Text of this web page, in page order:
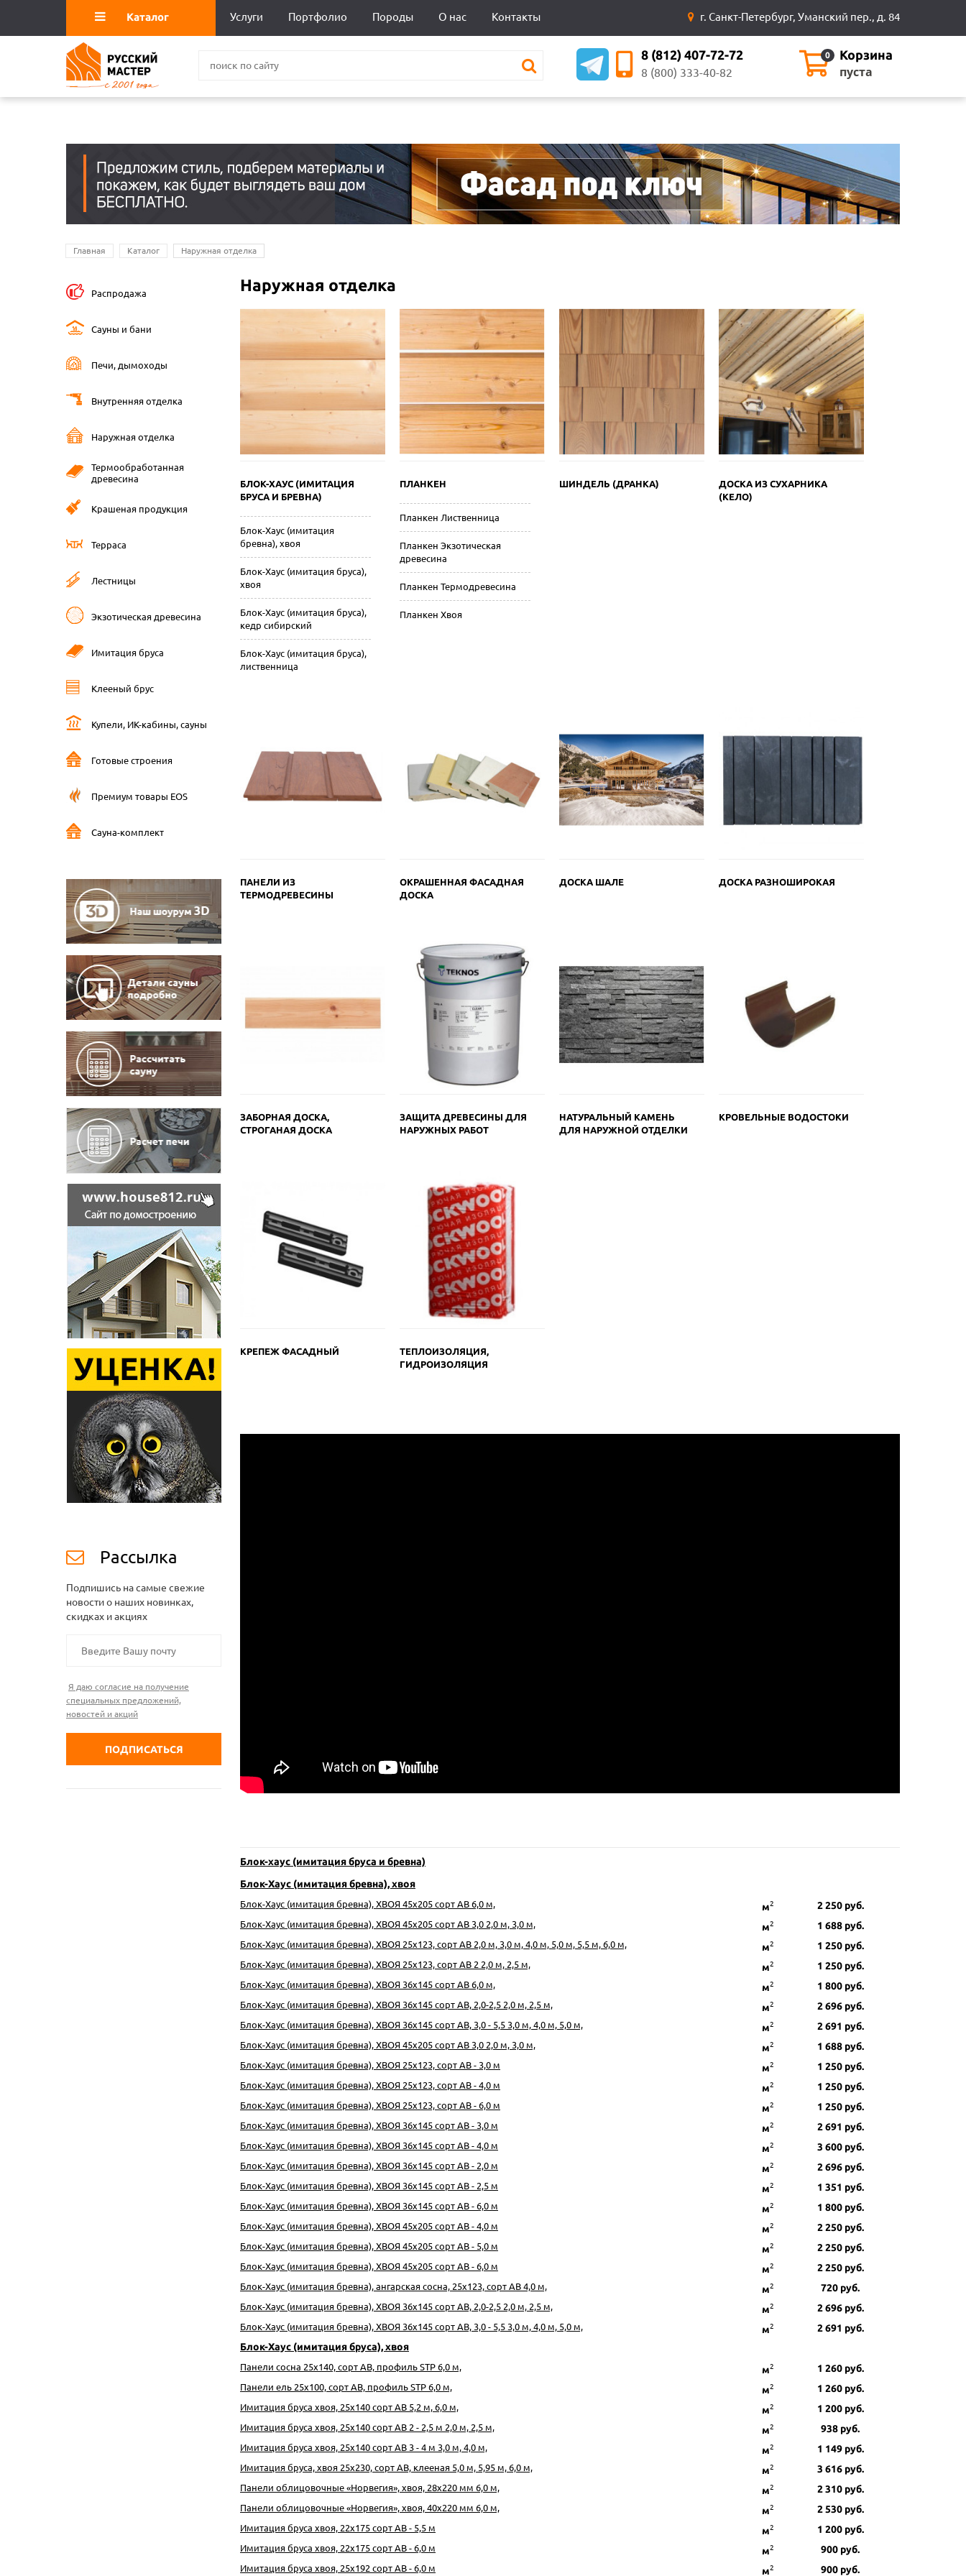
Каталог Услуги Портфолио Породы О нас Контакты г. Санкт-Петербург, Уманский пер., д. 84
Корзина
0
пуста
8 (812) 407-72-72
8 (800) 333-40-82
Главная Каталог Наружная отделка
Наружная отделка
БЛОК-ХАУС (ИМИТАЦИЯ
БРУСА И БРЕВНА)
Блок-Хаус (имитация
бревна), хвоя
Блок-Хаус (имитация бруса),
хвоя
Блок-Хаус (имитация бруса),
кедр сибирский
Блок-Хаус (имитация бруса),
лиственница
ПЛАНКЕН
Планкен Лиственница
Планкен Экзотическая
древесина
Планкен Термодревесина
Планкен Хвоя
ШИНДЕЛЬ (ДРАНКА)
ДОСКА ИЗ СУХАРНИКА
(КЕЛО)
ПАНЕЛИ ИЗ
ТЕРМОДРЕВЕСИНЫ
ОКРАШЕННАЯ ФАСАДНАЯ
ДОСКА
ДОСКА ШАЛЕ ДОСКА РАЗНОШИРОКАЯ
ЗАБОРНАЯ ДОСКА,
СТРОГАНАЯ ДОСКА
ЗАЩИТА ДРЕВЕСИНЫ ДЛЯ
НАРУЖНЫХ РАБОТ
НАТУРАЛЬНЫЙ КАМЕНЬ
ДЛЯ НАРУЖНОЙ ОТДЕЛКИ
КРОВЕЛЬНЫЕ ВОДОСТОКИ
КРЕПЕЖ ФАСАДНЫЙ
ТЕПЛОИЗОЛЯЦИЯ,
ГИДРОИЗОЛЯЦИЯ
Блок-хаус (имитация бруса и бревна)
Блок-Хаус (имитация бревна), хвоя
Блок-Хаус (имитация бревна), ХВОЯ 45х205 сорт АВ 6,0 м, м2 2 250руб.
Блок-Хаус (имитация бревна), ХВОЯ 45х205 сорт АВ 3,0 2,0 м, 3,0 м, м2 1 688руб.
Блок-Хаус (имитация бревна), ХВОЯ 25х123, сорт АВ 2,0 м, 3,0 м, 4,0 м, 5,0 м, 5,5 м, 6,0 м, м2 1 250руб.
Блок-Хаус (имитация бревна), ХВОЯ 25х123, сорт АВ 2 2,0 м, 2,5 м, м2 1 250руб.
Блок-Хаус (имитация бревна), ХВОЯ 36х145 сорт АВ 6,0 м, м2 1 800руб.
Блок-Хаус (имитация бревна), ХВОЯ 36х145 сорт АВ, 2,0-2,5 2,0 м, 2,5 м, м2 2 696руб.
Блок-Хаус (имитация бревна), ХВОЯ 36х145 сорт АВ, 3,0 - 5,5 3,0 м, 4,0 м, 5,0 м, м2 2 691 руб.
Блок-Хаус (имитация бревна), ХВОЯ 45х205 сорт АВ 3,0 2,0 м, 3,0 м, м2 1 688руб.
Блок-Хаус (имитация бревна), ХВОЯ 25х123, сорт АВ - 3,0 м м2 1 250руб.
Блок-Хаус (имитация бревна), ХВОЯ 25х123, сорт АВ - 4,0 м м2 1 250руб.
Блок-Хаус (имитация бревна), ХВОЯ 25х123, сорт АВ - 6,0 м м2 1 250руб.
Блок-Хаус (имитация бревна), ХВОЯ 36х145 сорт АВ - 3,0 м м2 2 691 руб.
Блок-Хаус (имитация бревна), ХВОЯ 36х145 сорт АВ - 4,0 м м2 3 600руб.
Блок-Хаус (имитация бревна), ХВОЯ 36х145 сорт АВ - 2,0 м м2 2 696руб.
Блок-Хаус (имитация бревна), ХВОЯ 36х145 сорт АВ - 2,5 м м2 1 351 руб.
Блок-Хаус (имитация бревна), ХВОЯ 36х145 сорт АВ - 6,0 м м2 1 800руб.
Блок-Хаус (имитация бревна), ХВОЯ 45х205 сорт АВ - 4,0 м м2 2 250руб.
Блок-Хаус (имитация бревна), ХВОЯ 45х205 сорт АВ - 5,0 м м2 2 250руб.
Блок-Хаус (имитация бревна), ХВОЯ 45х205 сорт АВ - 6,0 м м2 2 250руб.
Блок-Хаус (имитация бревна), ангарская сосна, 25х123, сорт АВ 4,0 м, м2 720 руб.
Блок-Хаус (имитация бревна), ХВОЯ 36х145 сорт АВ, 2,0-2,5 2,0 м, 2,5 м, м2 2 696руб.
Блок-Хаус (имитация бревна), ХВОЯ 36х145 сорт АВ, 3,0 - 5,5 3,0 м, 4,0 м, 5,0 м, м2 2 691 руб.
Блок-Хаус (имитация бруса), хвоя
Панели сосна 25х140, сорт АВ, профиль STP 6,0 м, м2 1 260руб.
Панели ель 25х100, сорт АВ, профиль STP 6,0 м, м2 1 260руб.
Имитация бруса хвоя, 25х140 сорт АВ 5,2 м, 6,0 м, м2 1 200руб.
Имитация бруса хвоя, 25х140 сорт АВ 2 - 2,5 м 2,0 м, 2,5 м, м2 938 руб.
Имитация бруса хвоя, 25х140 сорт АВ 3 - 4 м 3,0 м, 4,0 м, м2 1 149руб.
Имитация бруса, хвоя 25х230, сорт АВ, клееная 5,0 м, 5,95 м, 6,0 м, м2 3 616руб.
Панели облицовочные «Норвегия», хвоя, 28х220 мм 6,0 м, м2 2 310руб.
Панели облицовочные «Норвегия», хвоя, 40х220 мм 6,0 м, м2 2 530руб.
Имитация бруса хвоя, 22х175 сорт АВ - 5,5 м м2 1 200руб.
Имитация бруса хвоя, 22х175 сорт АВ - 6,0 м м2 900 руб.
Имитация бруса хвоя, 25х192 сорт АВ - 6,0 м м2 900 руб.
Распродажа
Сауны и бани
Печи, дымоходы
Внутренняя отделка
Наружная отделка
Термообработанная
древесина
Крашеная продукция
Терраса
Лестницы
Экзотическая древесина
Имитация бруса
Клееный брус
Купели, ИК-кабины, сауны
Готовые строения
Премиум товары EOS
Сауна-комплект
Рассылка
Подпишись на самые свежие
новости о наших новинках,
скидках и акциях
Я даю согласие на получение
специальных предложений,
новостей и акций